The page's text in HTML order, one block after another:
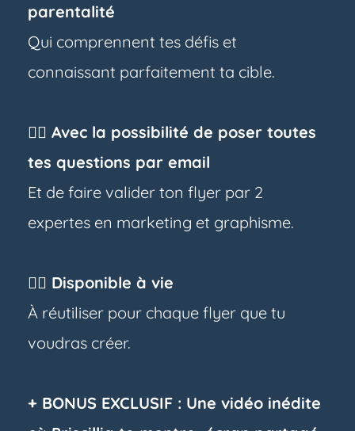
parentalité
Qui comprennent tes défis et
connaissant parfaitement ta cible.
👉🏼 Avec la possibilité de poser toutes
tes questions par email
Et de faire valider ton flyer par 2
expertes en marketing et graphisme.
👉🏼 Disponible à vie
À réutiliser pour chaque flyer que tu
voudras créer.
+ BONUS EXCLUSIF : Une vidéo inédite